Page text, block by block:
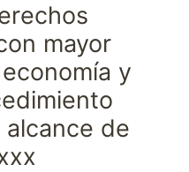
mayor
y
de